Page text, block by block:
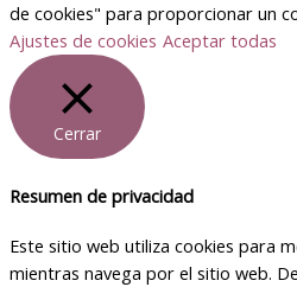
de cookies" para proporcionar un
Ajustes de cookies Aceptar todas
Cerrar
Resumen de privacidad
Este sitio web utiliza cookies para
mientras navega por el sitio web.